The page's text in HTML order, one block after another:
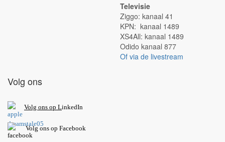
Televisie
Ziggo: kanaal 41
KPN: kanaal 1489
XS4All: kanaal 1489
Odido kanaal 877
Of via de livestream
Volg ons
Volg ons op LinkedIn
Volg ons op Facebook